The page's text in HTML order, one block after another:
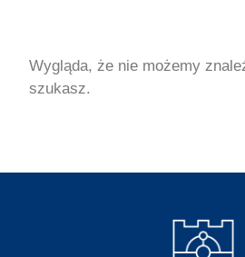
Wygląda, że nie możemy
szukasz.